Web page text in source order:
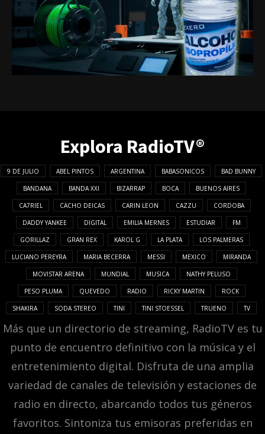
Explora RadioTV®
9 DE JULIO ABEL PINTOS ARGENTINA BABASONICOS BAD BUNNY
BANDANA BANDA XXI BIZARRAP BOCA BUENOS AIRES
CA7RIEL CACHO DEICAS CARIN LEON CAZZU CORDOBA
DADDY YANKEE DIGITAL EMILIA MERNES ESTUDIAR FM
GORILLAZ GRAN REX KAROL G LA PLATA LOS PALMERAS
LUCIANO PEREYRA MARIA BECERRA MESSI MEXICO MIRANDA
MOVISTAR ARENA MUNDIAL MUSICA NATHY PELUSO
PESO PLUMA QUEVEDO RADIO RICKY MARTIN ROCK
SHAKIRA SODA STEREO TINI TINI STOESSEL TRUENO TV
Más que un directorio de streaming, RadioTV es tu
punto de encuentro definitivo con la música y el
entretenimiento digital. Disfruta de una amplia
variedad de canales de televisión y estaciones de
radio en directo, abarcando todos tus géneros
favoritos. Sintoniza tus emisoras preferidas en